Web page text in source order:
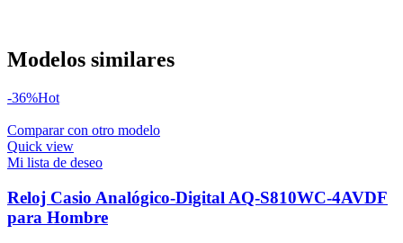
Modelos similares
-36%Hot
Comparar con otro modelo
Quick view
Mi lista de deseo
Reloj Casio Analógico-Digital AQ-S810WC-4AVDF
para Hombre